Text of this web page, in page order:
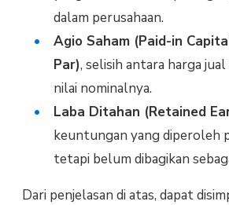
dalam perusahaan.
Agio Saham (Paid-in
Par), selisih antara harga
nilai nominalnya.
Laba Ditahan (Retained
keuntungan yang diperoleh
tetapi belum dibagikan
Dari penjelasan di atas, dapat